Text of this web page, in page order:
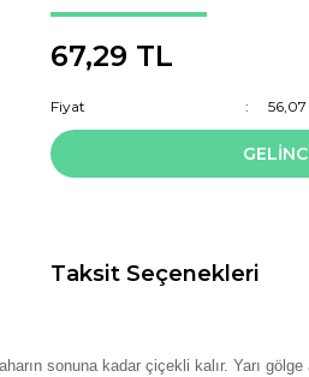
67,29 TL
Fiyat 56,07
Taksit Seçenekleri
sonuna kadar çiçekli kalır. Yarı